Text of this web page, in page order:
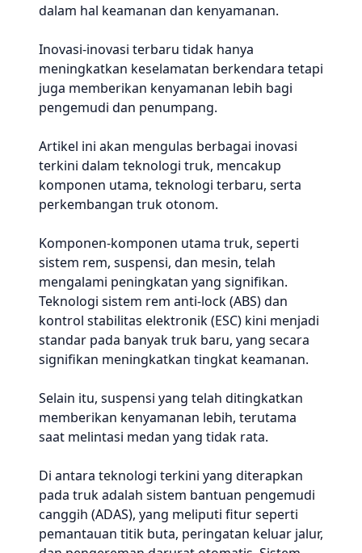
dalam hal keamanan dan kenyamanan.
Inovasi-inovasi terbaru tidak hanya
meningkatkan keselamatan berkendara tetapi
juga memberikan kenyamanan lebih bagi
pengemudi dan penumpang.
Artikel ini akan mengulas berbagai inovasi
terkini dalam teknologi truk, mencakup
komponen utama, teknologi terbaru, serta
perkembangan truk otonom.
Komponen-komponen utama truk, seperti
sistem rem, suspensi, dan mesin, telah
mengalami peningkatan yang signifikan.
Teknologi sistem rem anti-lock (ABS) dan
kontrol stabilitas elektronik (ESC) kini menjadi
standar pada banyak truk baru, yang secara
signifikan meningkatkan tingkat keamanan.
Selain itu, suspensi yang telah ditingkatkan
memberikan kenyamanan lebih, terutama
saat melintasi medan yang tidak rata.
Di antara teknologi terkini yang diterapkan
pada truk adalah sistem bantuan pengemudi
canggih (ADAS), yang meliputi fitur seperti
pemantauan titik buta, peringatan keluar jalur,